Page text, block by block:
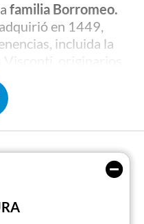
familia Borromeo.
en 1449,
incluida la
liras.
Rocca consta de
en
incluyen laTorre
cuadrada, que
del Lago
desde
que data del siglo